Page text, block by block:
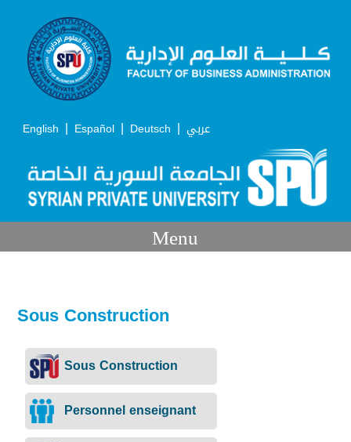
English | Español | Deutsch | عربي
Menu
Sous Construction
Sous Construction
Personnel enseignant